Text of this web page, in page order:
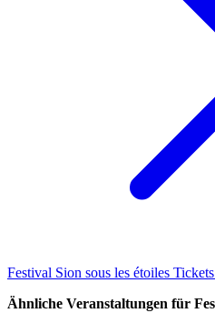
Festival Sion sous les étoiles
Ähnliche Veranstaltungen für